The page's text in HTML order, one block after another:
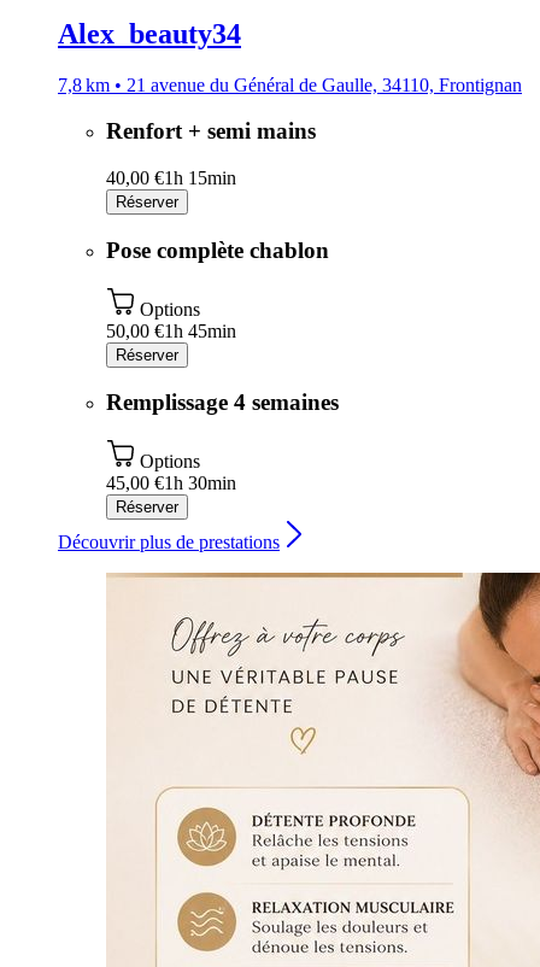
Alex_beauty34
7,8 km • 21 avenue du Général de Gaulle, 34110, Frontignan
Renfort + semi mains
40,00 €1h 15min
Réserver
Pose complète chablon
Options
50,00 €1h 45min
Réserver
Remplissage 4 semaines
Options
45,00 €1h 30min
Réserver
Découvrir plus de prestations